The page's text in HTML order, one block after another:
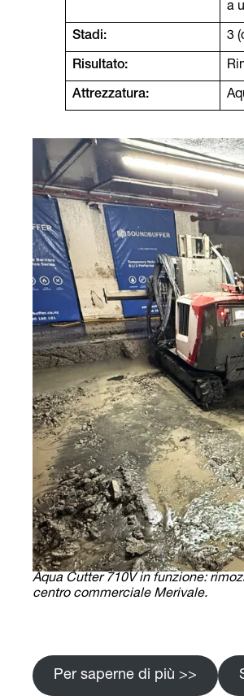
a
Stadi: 3
Risultato:
Attrezzatura:
Aqua Cutter 710V in funzione:
centro commerciale Merivale.
Per saperne di più >>